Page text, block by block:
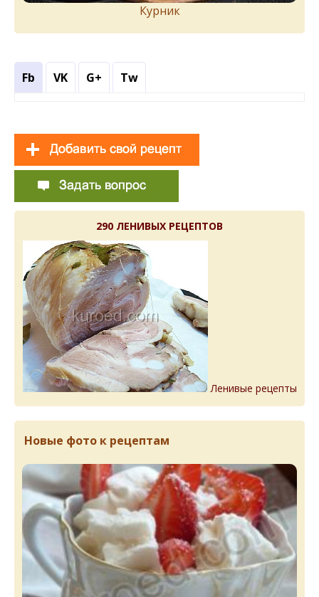
Курник
Fb VK G+ Tw
290 ЛЕНИВЫХ РЕЦЕПТОВ
Ленивые рецепты
Новые фото к рецептам